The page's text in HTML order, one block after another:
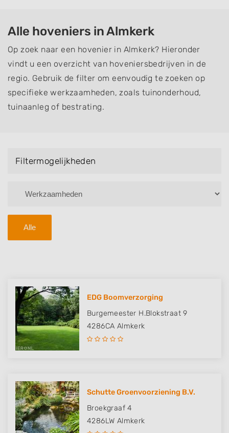
Alle hoveniers in Almkerk
Op zoek naar een hovenier in Almkerk? Hieronder
vindt u een overzicht van hoveniersbedrijven in de
regio. Gebruik de filter om eenvoudig te zoeken op
specifieke werkzaamheden, zoals tuinonderhoud,
tuinaanleg of bestrating.
Filtermogelijkheden
Alle
EDG Boomverzorging
Burgemeester H.Blokstraat 9
4286CA Almkerk
Schutte Groenvoorziening B.V.
Broekgraaf 4
4286LW Almkerk